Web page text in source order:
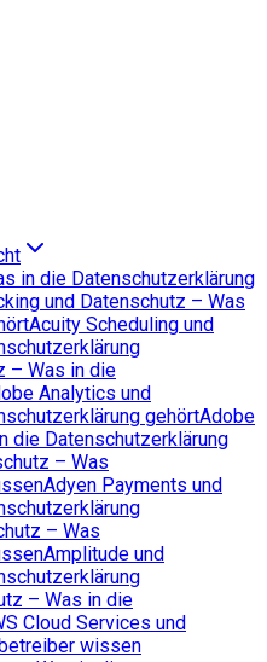
in die Datenschutzerklärung
und Datenschutz – Was
Acuity Scheduling und
– Was in die
Analytics und
gehörtAdobe
die Datenschutzerklärung
– Was
Adyen Payments und
– Was
Amplitude und
– Was in die
Cloud Services und
wissen